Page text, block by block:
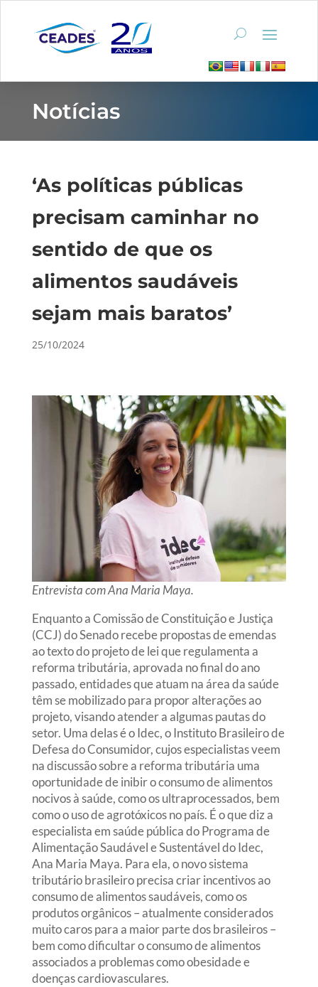
Notícias
‘As políticas públicas
precisam caminhar no
sentido de que os
alimentos saudáveis
sejam mais baratos’
25/10/2024
Entrevista com Ana Maria Maya.
Enquanto a Comissão de Constituição e Justiça
(CCJ) do Senado recebe propostas de emendas
ao texto do projeto de lei que regulamenta a
reforma tributária, aprovada no final do ano
passado, entidades que atuam na área da saúde
têm se mobilizado para propor alterações ao
projeto, visando atender a algumas pautas do
setor. Uma delas é o Idec, o Instituto Brasileiro de
Defesa do Consumidor, cujos especialistas veem
na discussão sobre a reforma tributária uma
oportunidade de inibir o consumo de alimentos
nocivos à saúde, como os ultraprocessados, bem
como o uso de agrotóxicos no país. É o que diz a
especialista em saúde pública do Programa de
Alimentação Saudável e Sustentável do Idec,
Ana Maria Maya. Para ela, o novo sistema
tributário brasileiro precisa criar incentivos ao
consumo de alimentos saudáveis, como os
produtos orgânicos – atualmente considerados
muito caros para a maior parte dos brasileiros –
bem como dificultar o consumo de alimentos
associados a problemas como obesidade e
doenças cardiovasculares.